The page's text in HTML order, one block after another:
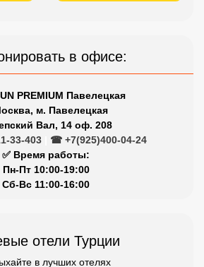
в офисе:
PREMIUM Павелецкая
м. Павелецкая
Вал, 14 оф. 208
33-403
☎ +7(925)400-04-24
✅ Время работы:
Пн-Пт 10:00-19:00
Сб-Вс 11:00-16:00
отели Турции
в лучших отелях